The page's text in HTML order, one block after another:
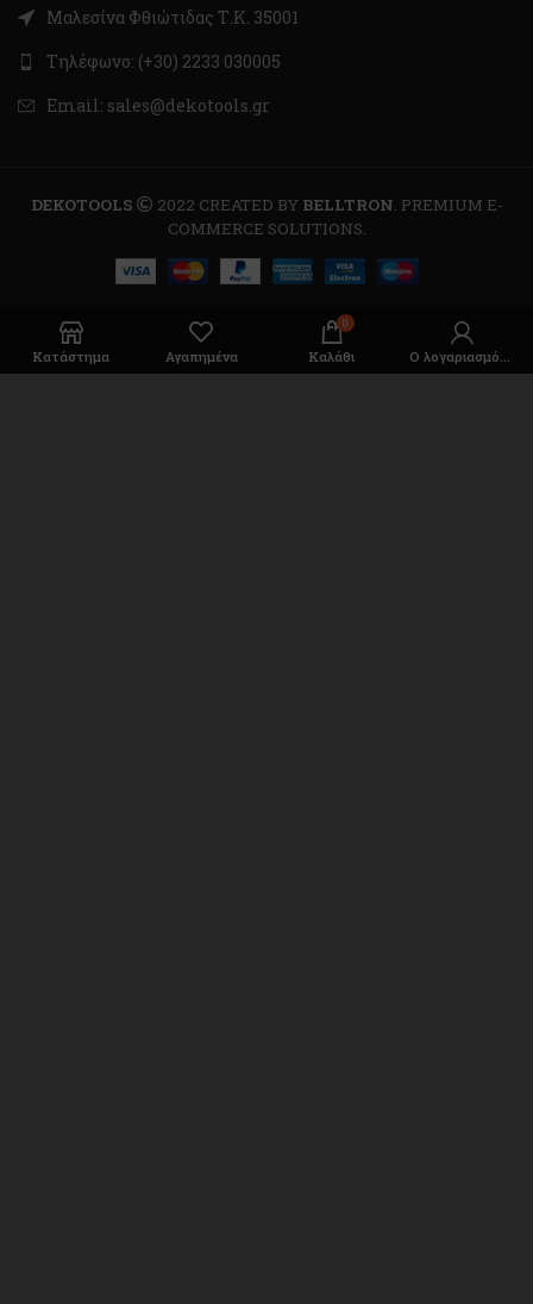
Μαλεσίνα Φθιώτιδας Τ.Κ. 35001
Τηλέφωνο: (+30) 2233 030005
Email: sales@dekotools.gr
DEKOTOOLS 2022 CREATED BY BELLTRON. PREMIUM E-
COMMERCE SOLUTIONS.
Κατάστημα Αγαπημένα
0
Καλάθι Ο λογαριασμός μου